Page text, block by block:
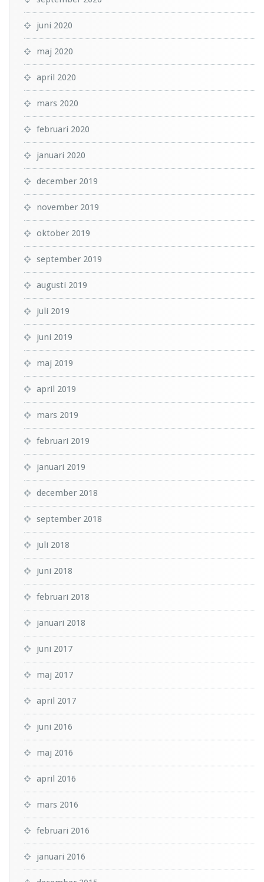
juni 2020
maj 2020
april 2020
mars 2020
februari 2020
januari 2020
december 2019
november 2019
oktober 2019
september 2019
augusti 2019
juli 2019
juni 2019
maj 2019
april 2019
mars 2019
februari 2019
januari 2019
december 2018
september 2018
juli 2018
juni 2018
februari 2018
januari 2018
juni 2017
maj 2017
april 2017
juni 2016
maj 2016
april 2016
mars 2016
februari 2016
januari 2016